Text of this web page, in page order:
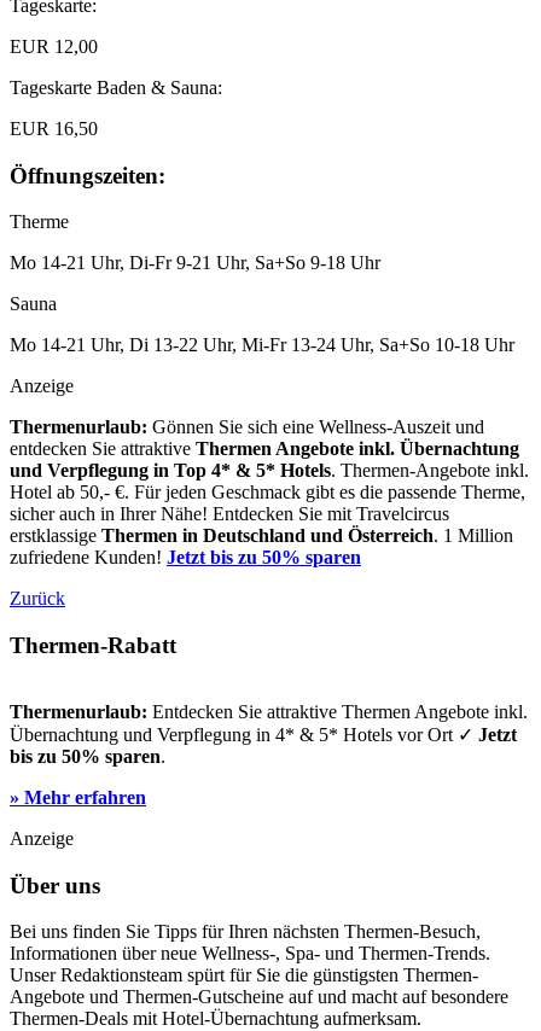
Tageskarte:
EUR 12,00
Tageskarte Baden & Sauna:
EUR 16,50
Öffnungszeiten:
Therme
Mo 14-21 Uhr, Di-Fr 9-21 Uhr, Sa+So 9-18 Uhr
Sauna
Mo 14-21 Uhr, Di 13-22 Uhr, Mi-Fr 13-24 Uhr, Sa+So 10-18 Uhr
Anzeige
Thermenurlaub: Gönnen Sie sich eine Wellness-Auszeit und
entdecken Sie attraktive Thermen Angebote inkl. Übernachtung
und Verpflegung in Top 4* & 5* Hotels. Thermen-Angebote inkl.
Hotel ab 50,- €. Für jeden Geschmack gibt es die passende Therme,
sicher auch in Ihrer Nähe! Entdecken Sie mit Travelcircus
erstklassige Thermen in Deutschland und Österreich. 1 Million
zufriedene Kunden! Jetzt bis zu 50% sparen
Zurück
Thermen-Rabatt
Thermenurlaub: Entdecken Sie attraktive Thermen Angebote inkl.
Übernachtung und Verpflegung in 4* & 5* Hotels vor Ort ✓ Jetzt
bis zu 50% sparen.
» Mehr erfahren
Anzeige
Über uns
Bei uns finden Sie Tipps für Ihren nächsten Thermen-Besuch,
Informationen über neue Wellness-, Spa- und Thermen-Trends.
Unser Redaktionsteam spürt für Sie die günstigsten Thermen-
Angebote und Thermen-Gutscheine auf und macht auf besondere
Thermen-Deals mit Hotel-Übernachtung aufmerksam.